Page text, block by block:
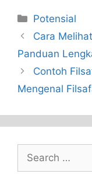
Categories
Potensial
Cara
Panduan
Contoh
Mengenal
Search
for: